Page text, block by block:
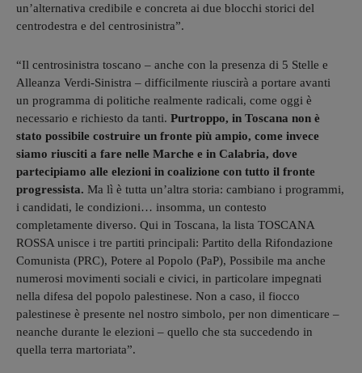
un’alternativa credibile e concreta ai due blocchi storici del
centrodestra e del centrosinistra”.
“Il centrosinistra toscano – anche con la presenza di 5 Stelle e
Alleanza Verdi-Sinistra – difficilmente riuscirà a portare avanti
un programma di politiche realmente radicali, come oggi è
necessario e richiesto da tanti. Purtroppo, in Toscana non è
stato possibile costruire un fronte più ampio, come invece
siamo riusciti a fare nelle Marche e in Calabria, dove
partecipiamo alle elezioni in coalizione con tutto il fronte
progressista. Ma lì è tutta un’altra storia: cambiano i programmi,
i candidati, le condizioni… insomma, un contesto
completamente diverso. Qui in Toscana, la lista TOSCANA
ROSSA unisce i tre partiti principali: Partito della Rifondazione
Comunista (PRC), Potere al Popolo (PaP), Possibile ma anche
numerosi movimenti sociali e civici, in particolare impegnati
nella difesa del popolo palestinese. Non a caso, il fiocco
palestinese è presente nel nostro simbolo, per non dimenticare –
neanche durante le elezioni – quello che sta succedendo in
quella terra martoriata”.